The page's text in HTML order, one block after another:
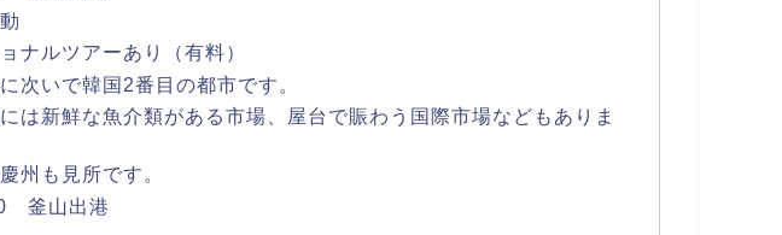
ナルツアーあり（有料）
次いで韓国2番目の都市です。
は新鮮な魚介類がある市場、屋台で賑わう国際市場などもありま
州も見所です。
釜山出港